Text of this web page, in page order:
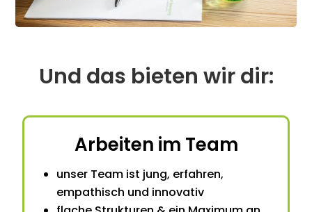
Und das bieten wir dir:
Arbeiten im Team
unser Team ist jung, erfahren,
empathisch und innovativ